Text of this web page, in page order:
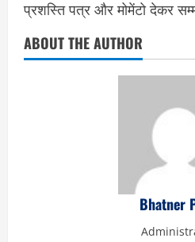
प्रशस्ति पत्र और मोमेंटो देकर
ABOUT THE AUTHOR
Bhatner